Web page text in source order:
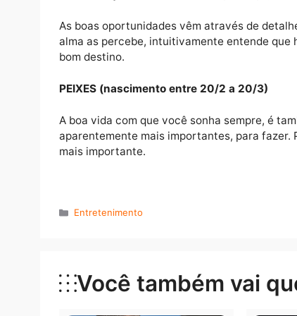
Para ganhar dinheiro é preciso investir
certo. O investimento, porém, precisa
indiscriminadamente.
CAPRICÓRNIO (nascimento entre 22/
As boas e generosas pessoas que sua
facilidade, porque até agora sua alma
bom destino.